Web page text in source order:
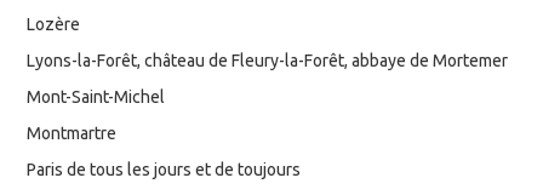
Lozère
Lyons-la-Forêt, château de Fleury-la-Forêt, abbaye de Mortemer
Mont-Saint-Michel
Montmartre
Paris de tous les jours et de toujours